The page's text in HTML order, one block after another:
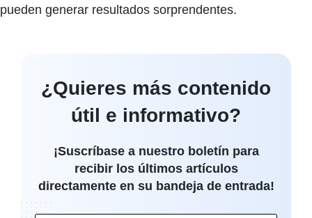
pueden generar resultados sorprendentes.
¿Quieres más contenido
útil e informativo?
¡Suscríbase a nuestro boletín para
recibir los últimos artículos
directamente en su bandeja de entrada!